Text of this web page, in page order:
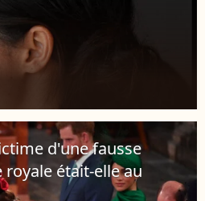
d'une fausse
royale était-elle au